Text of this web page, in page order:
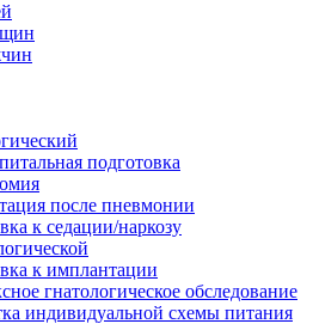
подготовка
после пневмонии
к седации/наркозу
к имплантации
гнатологическое обследование
индивидуальной схемы питания